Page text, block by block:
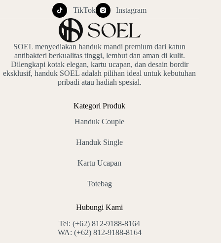
TikTok Instagram
SOEL menyediakan handuk mandi premium dari katun
antibakteri berkualitas tinggi, lembut dan aman di kulit.
Dilengkapi kotak elegan, kartu ucapan, dan desain bordir
eksklusif, handuk SOEL adalah pilihan ideal untuk kebutuhan
pribadi atau hadiah spesial.
Kategori Produk
Handuk Couple
Handuk Single
Kartu Ucapan
Totebag
Hubungi Kami
Tel:(+62) 812-9188-8164
WA: (+62) 812-9188-8164